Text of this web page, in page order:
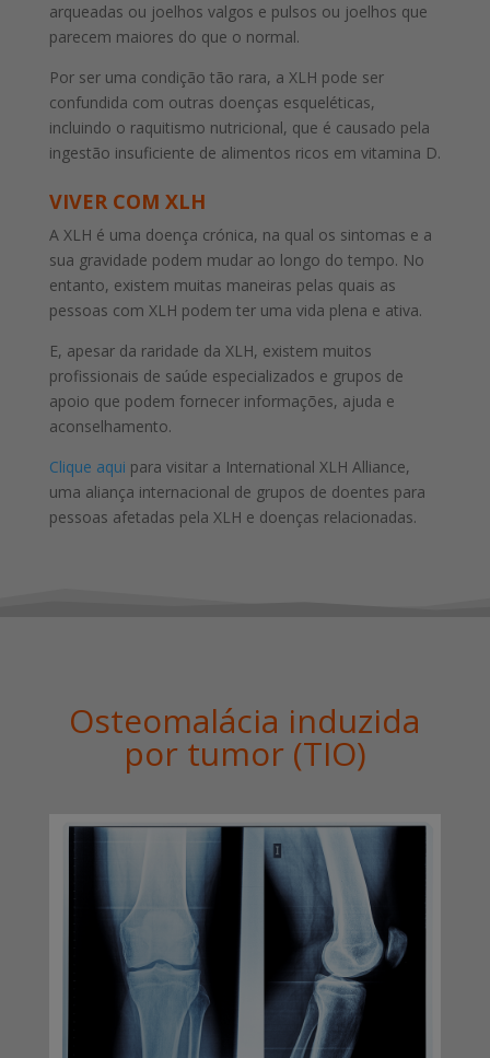
arqueadas ou joelhos valgos e pulsos ou joelhos que
parecem maiores do que o normal.
Por ser uma condição tão rara, a XLH pode ser
confundida com outras doenças esqueléticas,
incluindo o raquitismo nutricional, que é causado pela
ingestão insuficiente de alimentos ricos em vitamina D.
VIVER COM XLH
A XLH é uma doença crónica, na qual os sintomas e a
sua gravidade podem mudar ao longo do tempo. No
entanto, existem muitas maneiras pelas quais as
pessoas com XLH podem ter uma vida plena e ativa.
E, apesar da raridade da XLH, existem muitos
profissionais de saúde especializados e grupos de
apoio que podem fornecer informações, ajuda e
aconselhamento.
Clique aqui para visitar a International XLH Alliance,
uma aliança internacional de grupos de doentes para
pessoas afetadas pela XLH e doenças relacionadas.
Osteomalácia induzida
por tumor (TIO)